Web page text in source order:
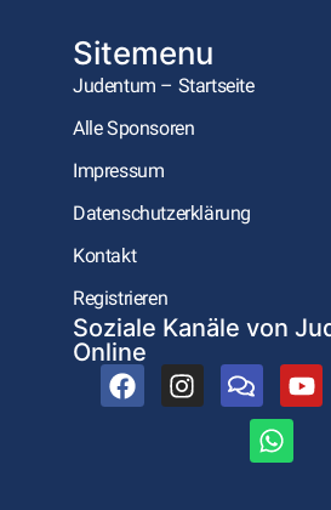
Sitemenu
Judentum – Startseite
Alle Sponsoren
Impressum
Datenschutzerklärung
Kontakt
Registrieren
Soziale Kanäle von
Online